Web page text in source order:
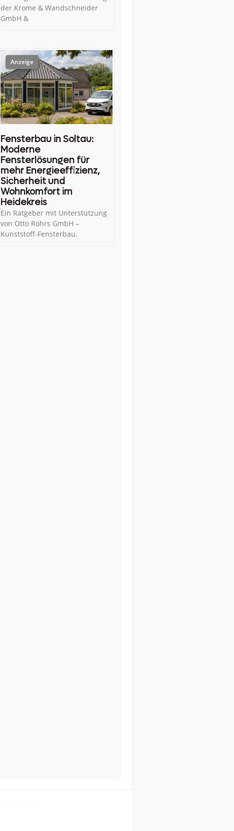
der Krome & Wandschneider
GmbH &
Fensterbau in Soltau:
Moderne
Fensterlösungen für
mehr Energieeffizienz,
Sicherheit und
Wohnkomfort im
Heidekreis
Ein Ratgeber mit Unterstützung
von Otto Röhrs GmbH –
Kunststoff-Fensterbau.